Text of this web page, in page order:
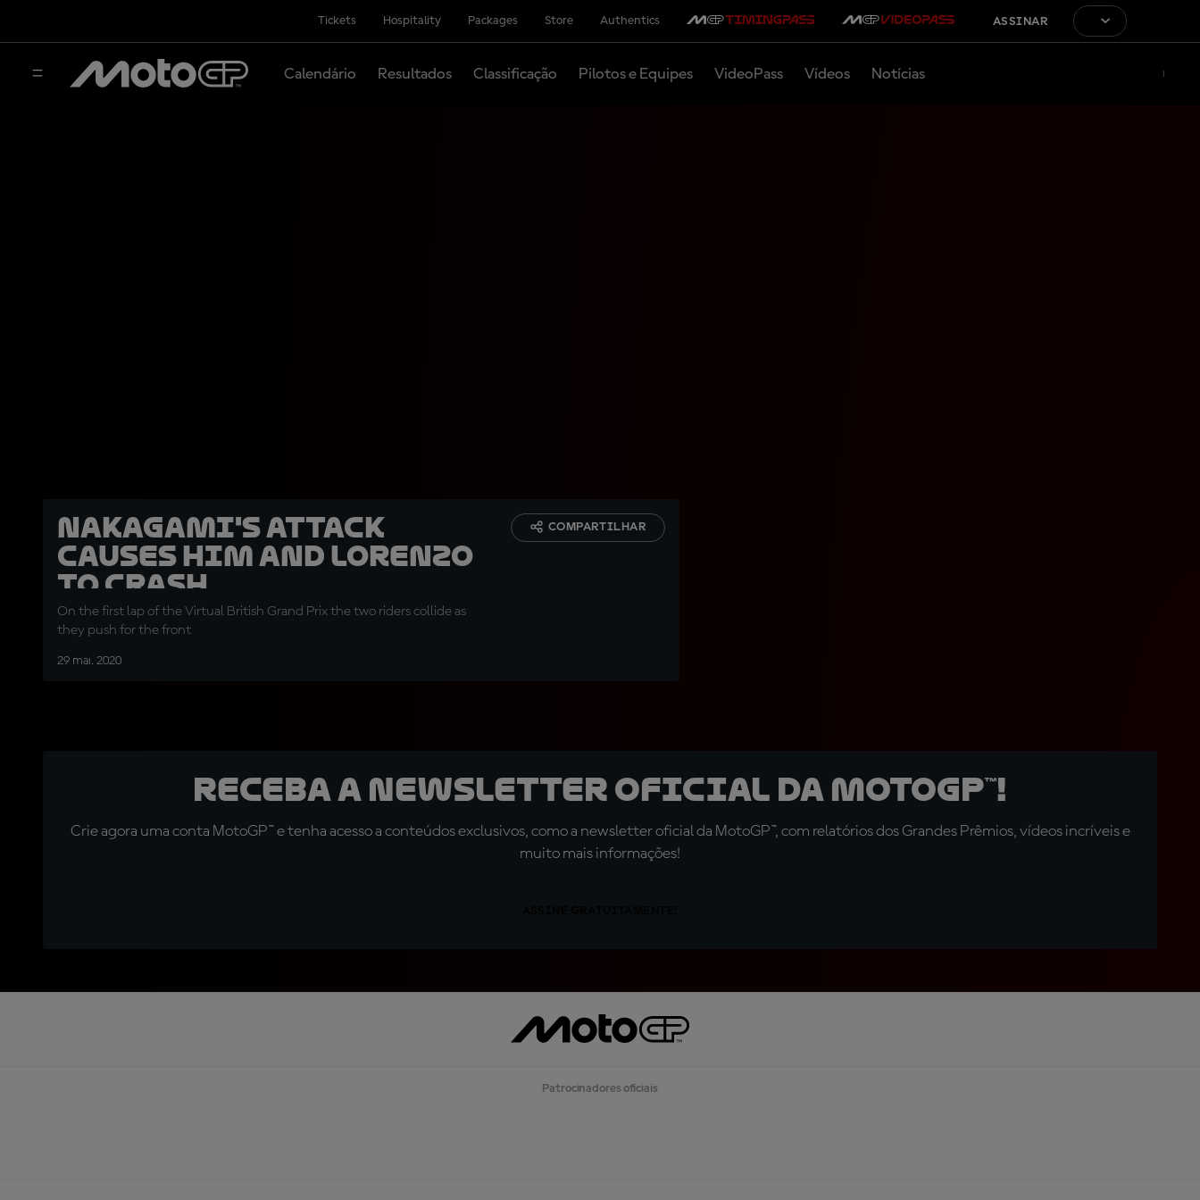
Tickets Hospitality Packages Store Authentics ASSINAR
Calendário Resultados Classificação Pilotos e Equipes VideoPass Vídeos Notícias
Nakagami's attack
causes him and Lorenzo
to crash
On the first lap of the Virtual British Grand Prix the two riders collide as
they push for the front
29 mai. 2020
COMPARTILHAR
Receba a newsletter oficial da MotoGP™!
Crie agora uma conta MotoGP™ e tenha acesso a conteúdos exclusivos, como a newsletter oficial da MotoGP™, com relatórios dos Grandes Prêmios, vídeos incríveis e
muito mais informações!
Patrocinadores oficiais